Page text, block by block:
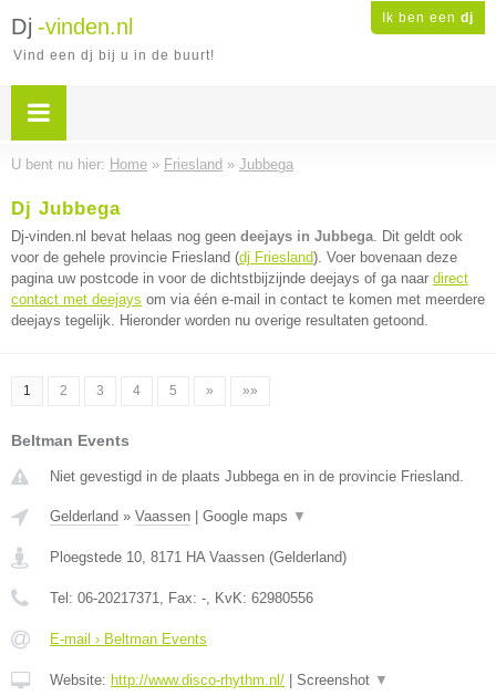
Ik ben een dj
Dj -vinden.nl
Vind een dj bij u in de buurt!
U bent nu hier: Home » Friesland » Jubbega
Dj Jubbega
Dj-vinden.nl bevat helaas nog geen deejays in Jubbega. Dit geldt ook
voor de gehele provincie Friesland (dj Friesland). Voer bovenaan deze
pagina uw postcode in voor de dichtstbijzijnde deejays of ga naar direct
contact met deejays om via één e-mail in contact te komen met meerdere
deejays tegelijk. Hieronder worden nu overige resultaten getoond.
1 2 3 4 5 » »»
Beltman Events
Niet gevestigd in de plaats Jubbega en in de provincie Friesland.
Gelderland » Vaassen Google maps ▼
Ploegstede 10, 8171 HA Vaassen (Gelderland)
Tel: 06-20217371, Fax: -, KvK: 62980556
E-mail › Beltman Events
Website: http://www.disco-rhythm.nl/ Screenshot ▼